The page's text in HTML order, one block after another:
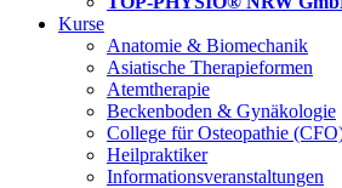
Kurse
Anatomie & Biomechanik
Asiatische Therapieformen
Atemtherapie
Beckenboden & Gynäkologie
College für Osteopathie
Heilpraktiker
Informationsveranstaltungen